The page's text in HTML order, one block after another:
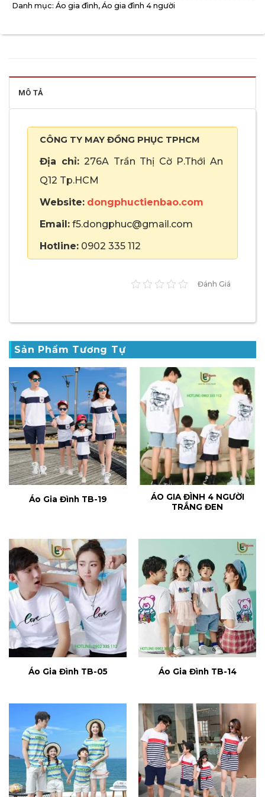
Danh mục: Áo gia đình, Áo gia đình 4 người
MÔ TẢ
CÔNG TY MAY ĐỒNG PHỤC TPHCM
Địa chỉ:276A Trần Thị Cờ P.Thới An
Q12 Tp.HCM
Website: dongphuctienbao.com
Email: f5.dongphuc@gmail.com
Hotline: 0902 335 112
Đánh Giá
Sản Phẩm Tương Tự
Áo Gia Đình TB-19
ÁO GIA ĐÌNH 4 NGƯỜI
TRẮNG ĐEN
Áo Gia Đình TB-05 Áo Gia Đình TB-14